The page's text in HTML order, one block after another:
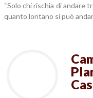
“Solo chi rischia di andare
quanto lontano si può